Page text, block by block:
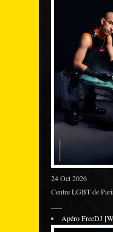
24 Oct 2026
Centre LGBT de
Apéro FreeDJ